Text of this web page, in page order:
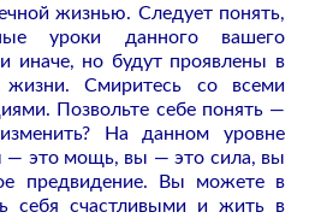
жизнью. Следует понять,
уроки данного вашего
иначе, но будут проявлены в
Смиритесь со всеми
Позвольте себе понять —
На данном уровне
— это мощь, вы — это сила, вы
предвидение. Вы можете в
себя счастливыми и жить в